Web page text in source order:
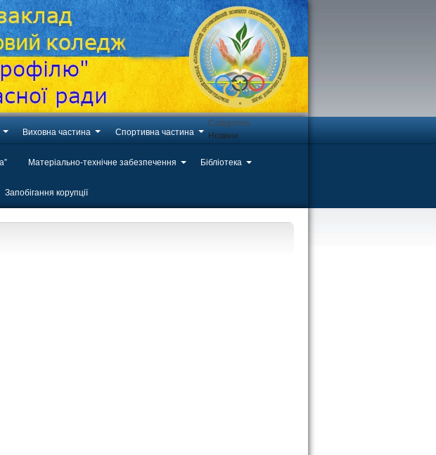
Виховна частина Спортивна частина
Матеріально-технічне забезпечення Бібліотека
Запобігання корупції
Categories
Новини